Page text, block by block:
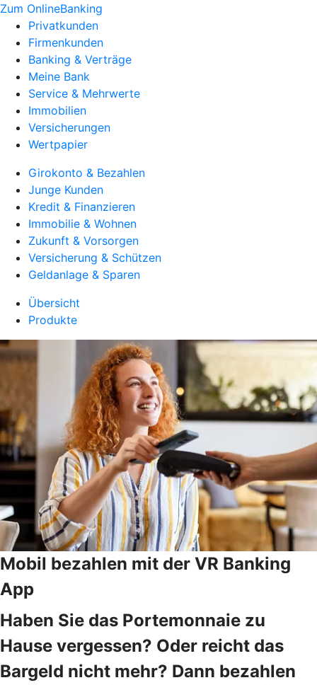
Zum OnlineBanking
Privatkunden
Firmenkunden
Banking & Verträge
Meine Bank
Service & Mehrwerte
Immobilien
Versicherungen
Wertpapier
Girokonto & Bezahlen
Junge Kunden
Kredit & Finanzieren
Immobilie & Wohnen
Zukunft & Vorsorgen
Versicherung & Schützen
Geldanlage & Sparen
Übersicht
Produkte
Mobil bezahlen mit der VR Banking
App
Haben Sie das Portemonnaie zu
Hause vergessen? Oder reicht das
Bargeld nicht mehr? Dann bezahlen